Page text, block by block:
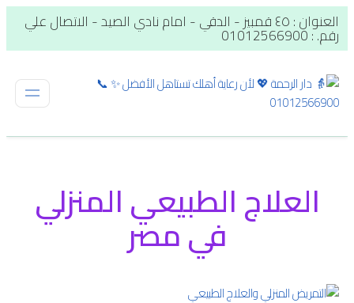
العنوان : ٤٥ قمبيز - الدقي - امام نادي الصيد - الاتصال علي
رقم. : 01012566900
العلاج الطبيعي المنزلي
في مصر